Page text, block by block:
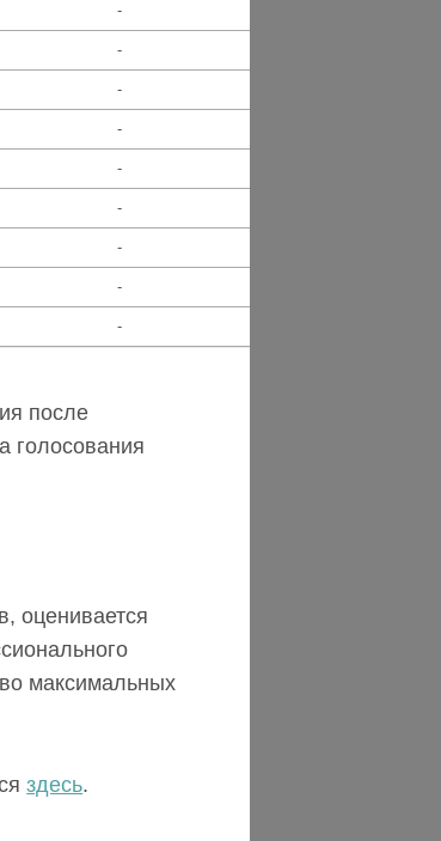
-
-
-
-
-
-
-
-
-
после
голосования
оценивается
максимальных
здесь.